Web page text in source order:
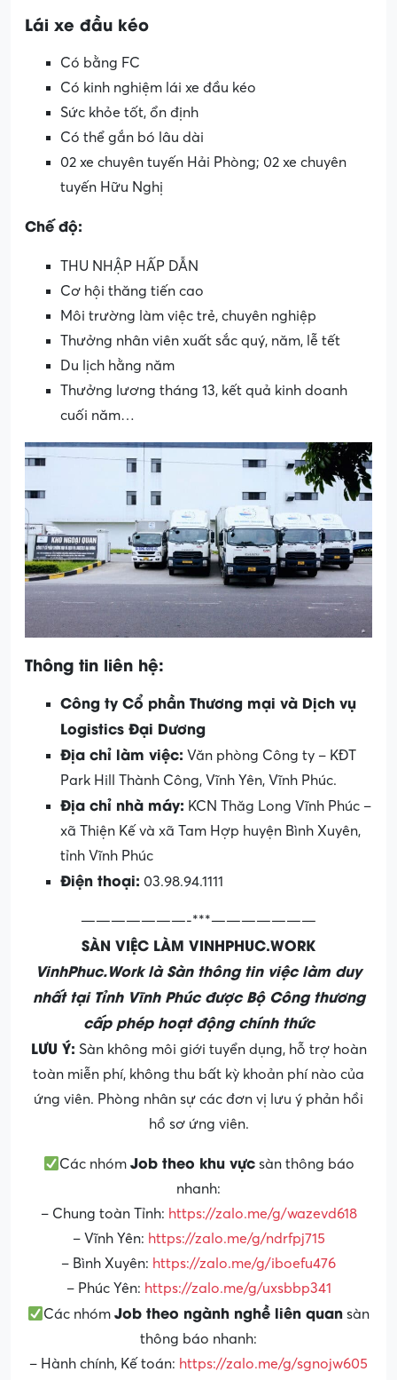
Lái xe đầu kéo
Có bằng FC
Có kinh nghiệm lái xe đầu kéo
Sức khỏe tốt, ổn định
Có thể gắn bó lâu dài
02 xe chuyên tuyến Hải Phòng; 02 xe chuyên
tuyến Hữu Nghị
Chế độ:
THU NHẬP HẤP DẪN
Cơ hội thăng tiến cao
Môi trường làm việc trẻ, chuyên nghiệp
Thưởng nhân viên xuất sắc quý, năm, lễ tết
Du lịch hằng năm
Thưởng lương tháng 13, kết quả kinh doanh
cuối năm…
Thông tin liên hệ:
Công ty Cổ phần Thương mại và Dịch vụ
Logistics Đại Dương
Địa chỉ làm việc: Văn phòng Công ty – KĐT
Park Hill Thành Công, Vĩnh Yên, Vĩnh Phúc.
Địa chỉ nhà máy: KCN Thăg Long Vĩnh Phúc –
xã Thiện Kế và xã Tam Hợp huyện Bình Xuyên,
tỉnh Vĩnh Phúc
Điện thoại: 03.98.94.1111
———————-***———————
SÀN VIỆC LÀM VINHPHUC.WORK
VinhPhuc.Work là Sàn thông tin việc làm duy
nhất tại Tỉnh Vĩnh Phúc được Bộ Công thương
cấp phép hoạt động chính thức
LƯU Ý: Sàn không môi giới tuyển dụng, hỗ trợ hoàn
toàn miễn phí, không thu bất kỳ khoản phí nào của
ứng viên. Phòng nhân sự các đơn vị lưu ý phản hồi
hồ sơ ứng viên.
Các nhóm Job theo khu vựcsàn thông báo
nhanh:
– Chung toàn Tỉnh: https://zalo.me/g/wazevd618
– Vĩnh Yên: https://zalo.me/g/ndrfpj715
– Bình Xuyên: https://zalo.me/g/iboefu476
– Phúc Yên: https://zalo.me/g/uxsbbp341
Các nhómJob theo ngành nghề liên quan sàn
thông báo nhanh:
– Hành chính, Kế toán: https://zalo.me/g/sgnojw605